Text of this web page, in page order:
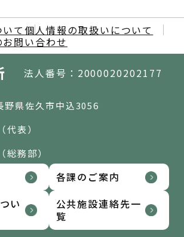
て 個人情報の取扱いについて
お問い合わせ
法人番号：2000020202177
県佐久市中込3056
（代表）
（総務部）
各課のご案内
い
公共施設連絡先一
覧